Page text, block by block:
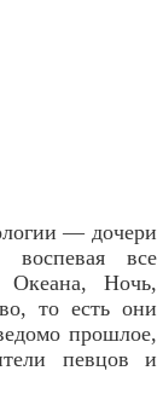
— дочери
все
Ночь,
то есть они
прошлое,
певцов и